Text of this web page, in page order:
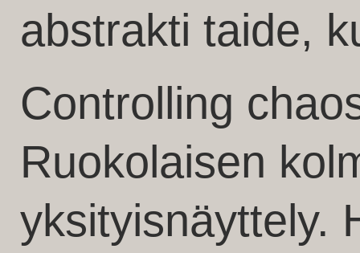
abstrakti taide,
Controlling
Ruokolaisen
yksityisnäyttely.